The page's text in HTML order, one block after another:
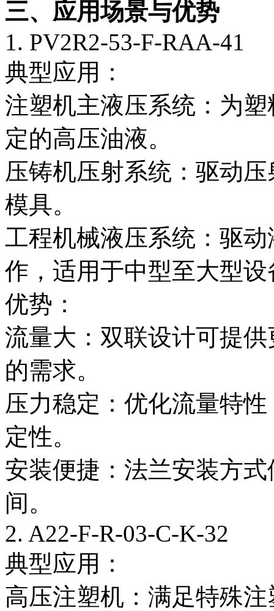
三、应用场景与优势
1. PV2R2-53-F-RAA-41
典型应用：
注塑机主液压系统：为
定的高压油液。
压铸机压射系统：驱动
模具。
工程机械液压系统：驱
作，适用于中型至大型设
优势：
流量大：双联设计可提
的需求。
压力稳定：优化流量特
定性。
安装便捷：法兰安装方
间。
2. A22-F-R-03-C-K-32
典型应用：
高压注塑机：满足特殊